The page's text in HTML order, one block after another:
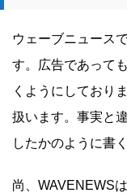
ウェーブニュース
す。広告であって
くようにしており
扱います。事実と
したかのように書
尚、WAVENEWS